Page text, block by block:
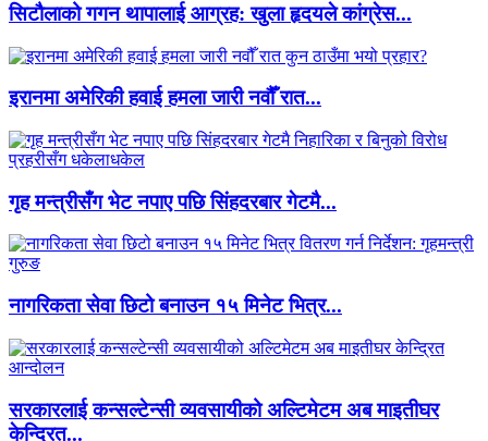
सिटौलाको गगन थापालाई आग्रह: खुला हृदयले कांग्रेस...
इरानमा अमेरिकी हवाई हमला जारी नवौँ रात...
गृह मन्त्रीसँग भेट नपाए पछि सिंहदरबार गेटमै...
नागरिकता सेवा छिटो बनाउन १५ मिनेट भित्र...
सरकारलाई कन्सल्टेन्सी व्यवसायीको अल्टिमेटम अब माइतीघर
केन्द्रित...